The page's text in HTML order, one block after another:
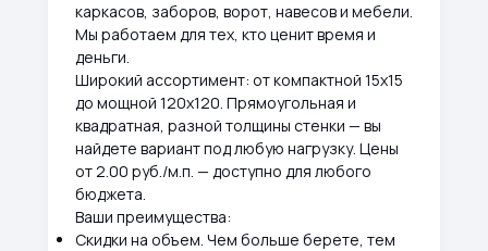
каркасов, заборов, ворот, навесов и мебели.
Мы работаем для тех, кто ценит время и
деньги.
Широкий ассортимент: от компактной 15х15
до мощной 120х120. Прямоугольная и
квадратная, разной толщины стенки — вы
найдете вариант под любую нагрузку. Цены
от 2.00 руб./м.п. — доступно для любого
бюджета.
Ваши преимущества:
Скидки на объем. Чем больше берете, тем